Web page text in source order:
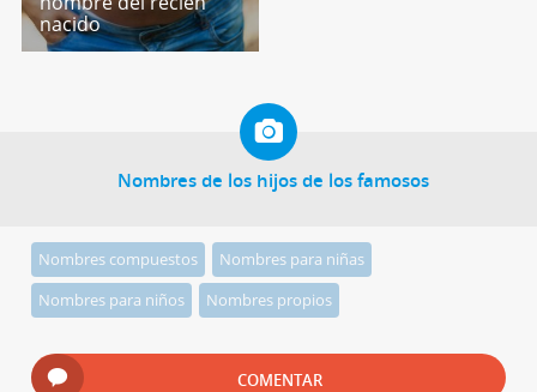
nacido
Nombres de los hijos de los famosos
Nombres compuestos
Nombres para niñas
Nombres para niños
Nombres propios
COMENTAR